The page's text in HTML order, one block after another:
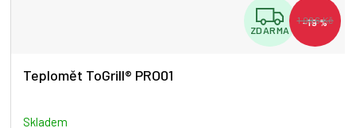
Z
D
ZDARMA
1 086 Kč
–19 %
Teplomět ToGrill® PRO01
Skladem